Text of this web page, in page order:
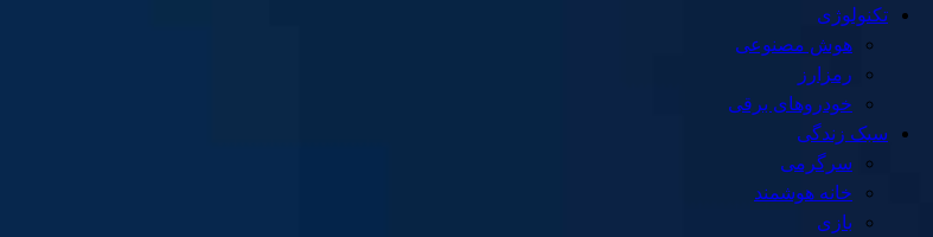
تکنولوژی
هوش مصنوعی
رمزارز
خودروهای برقی
سبک زندگی
سرگرمی
خانه هوشمند
بازی